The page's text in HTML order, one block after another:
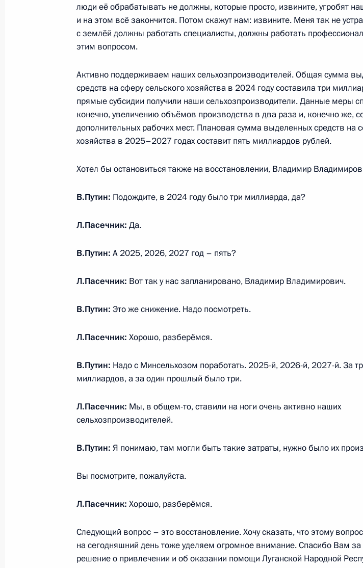
Заседание Военно-промышленной комиссии
19 сентября 2025 года, 20:00 Пермь
Посещение ПАО «Мотовилихинские заводы»
19 сентября 2025 года, 16:50 Пермь
18 сентября 2025 года, четверг
Московская область, Ново-Огарёво
17 сентября 2025 года, среда
Моди
17 сентября 2025 года, 16:45
17 сентября 2025 года, 16:40 Москва, Кремль
16 сентября 2025 года, вторник
Совместное стратегическое учение «Запад-2025»
16 сентября 2025 года, 19:00
люди её обрабатывать не должны, которые просто, извините, угробят
и на этом всё закончится. Потом скажут нам: извините. Меня так не
с землёй должны работать специалисты, должны работать
этим вопросом.
Активно поддерживаем наших сельхозпроизводителей. Общая сумма
средств на сферу сельского хозяйства в 2024 году составила три
прямые субсидии получили наши сельхозпроизводители. Данные меры
конечно, увеличению объёмов производства в два раза и, конечно же,
дополнительных рабочих мест. Плановая сумма выделенных средств на
хозяйства в 2025–2027 годах составит пять миллиардов рублей.
Хотел бы остановиться также на восстановлении, Владимир
В.Путин: Подождите, в 2024 году было три миллиарда, да?
Л.Пасечник: Да.
В.Путин: А 2025, 2026, 2027 год – пять?
Л.Пасечник: Вот так у нас запланировано, Владимир Владимирович.
В.Путин: Это же снижение. Надо посмотреть.
Л.Пасечник: Хорошо, разберёмся.
В.Путин: Надо с Минсельхозом поработать. 2025-й, 2026-й, 2027-й. За
миллиардов, а за один прошлый было три.
Л.Пасечник: Мы, в общем-то, ставили на ноги очень активно наших
сельхозпроизводителей.
В.Путин: Я понимаю, там могли быть такие затраты, нужно было их
Вы посмотрите, пожалуйста.
Л.Пасечник: Хорошо, разберёмся.
Следующий вопрос – это восстановление. Хочу сказать, что этому
на сегодняшний день тоже уделяем огромное внимание. Спасибо Вам за
решение о привлечении и об оказании помощи Луганской Народной